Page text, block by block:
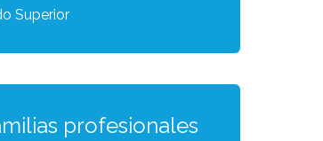
Superior
profesionales